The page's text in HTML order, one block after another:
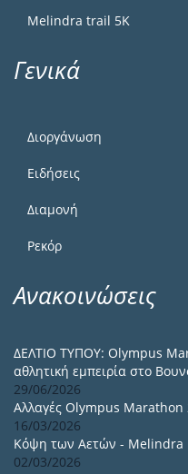
Melindra trail 5Κ
Γενικά
Διοργάνωση
Ειδήσεις
Διαμονή
Ρεκόρ
Ανακοινώσεις
ΔΕΛΤΙΟ ΤΥΠΟΥ: Olympus
αθλητική εμπειρία στο
29/06/2026
Αλλαγές Olympus Marathon
16/03/2026
Κόψη των Αετών - Melindra
02/03/2026